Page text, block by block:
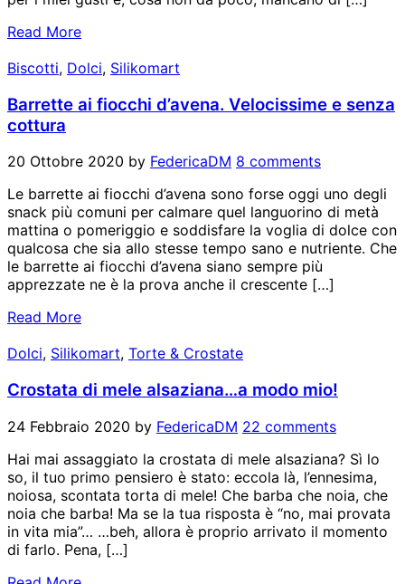
Read More
Biscotti, Dolci, Silikomart
Barrette ai fiocchi d’avena. Velocissime e senza
cottura
20 Ottobre 2020 by FedericaDM 8 comments
Le barrette ai fiocchi d’avena sono forse oggi uno degli
snack più comuni per calmare quel languorino di metà
mattina o pomeriggio e soddisfare la voglia di dolce con
qualcosa che sia allo stesse tempo sano e nutriente. Che
le barrette ai fiocchi d’avena siano sempre più
apprezzate ne è la prova anche il crescente […]
Read More
Dolci, Silikomart, Torte & Crostate
Crostata di mele alsaziana…a modo mio!
24 Febbraio 2020 by FedericaDM 22 comments
Hai mai assaggiato la crostata di mele alsaziana? Sì lo
so, il tuo primo pensiero è stato: eccola là, l’ennesima,
noiosa, scontata torta di mele! Che barba che noia, che
noia che barba! Ma se la tua risposta è “no, mai provata
in vita mia”… …beh, allora è proprio arrivato il momento
di farlo. Pena, […]